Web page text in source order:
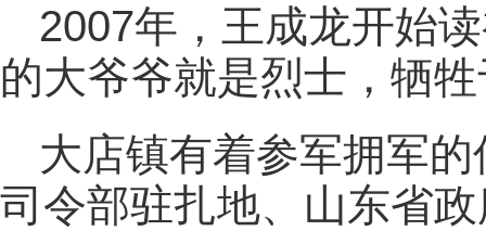
2007年，王成龙开始
的大爷爷就是烈士，牺
大店镇有着参军拥军
司令部驻扎地、山东省